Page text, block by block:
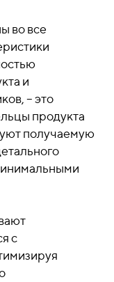
во все
и
– это
продукта
получаемую
с